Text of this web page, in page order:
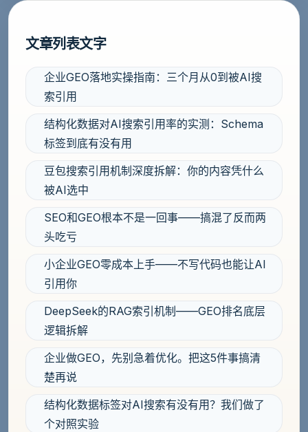
文章列表文字
企业GEO落地实操指南：三个月从0到被AI搜
索引用
结构化数据对AI搜索引用率的实测：Schema
标签到底有没有用
豆包搜索引用机制深度拆解：你的内容凭什么
被AI选中
SEO和GEO根本不是一回事——搞混了反而两
头吃亏
小企业GEO零成本上手——不写代码也能让AI
引用你
DeepSeek的RAG索引机制——GEO排名底层
逻辑拆解
企业做GEO，先别急着优化。把这5件事搞清
楚再说
结构化数据标签对AI搜索有没有用？我们做了
个对照实验